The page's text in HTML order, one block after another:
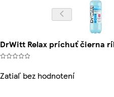
DrWitt Relax príchuť čierna
Zatiaľ bez hodnotení